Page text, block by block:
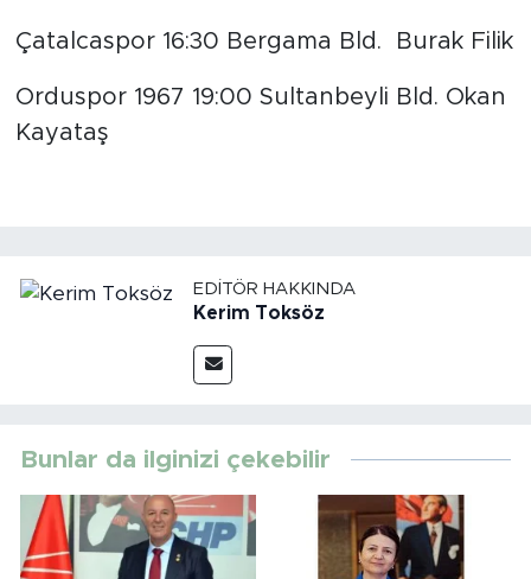
Çatalcaspor 16:30 Bergama Bld. Burak Filik
Orduspor 1967 19:00 Sultanbeyli Bld. Okan
Kayataş
EDITÖR HAKKINDA
Kerim Toksöz
Bunlar da ilginizi çekebilir